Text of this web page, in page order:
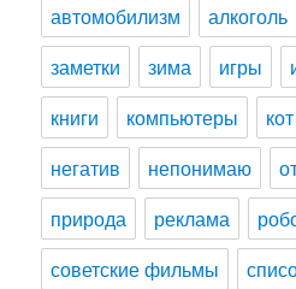
автомобилизм
алкоголь
заметки
зима игры
книги
компьютеры кот
негатив
непонимаю
природа
реклама
советские фильмы